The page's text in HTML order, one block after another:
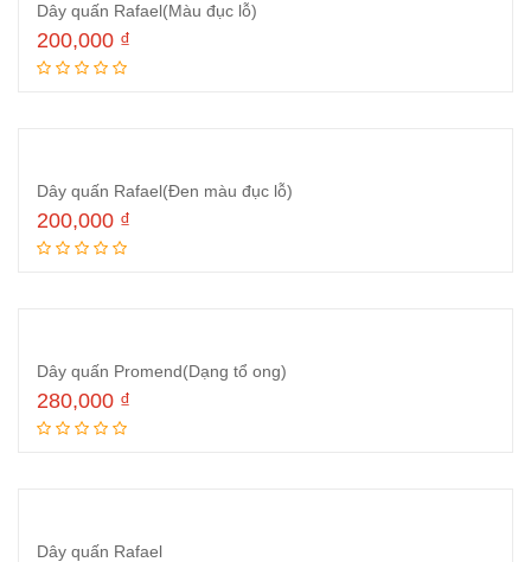
Dây quấn Rafael(Màu đục lỗ)
200,000 ₫
Dây quấn Rafael(Đen màu đục lỗ)
200,000 ₫
Dây quấn Promend(Dạng tổ ong)
280,000 ₫
Dây quấn Rafael